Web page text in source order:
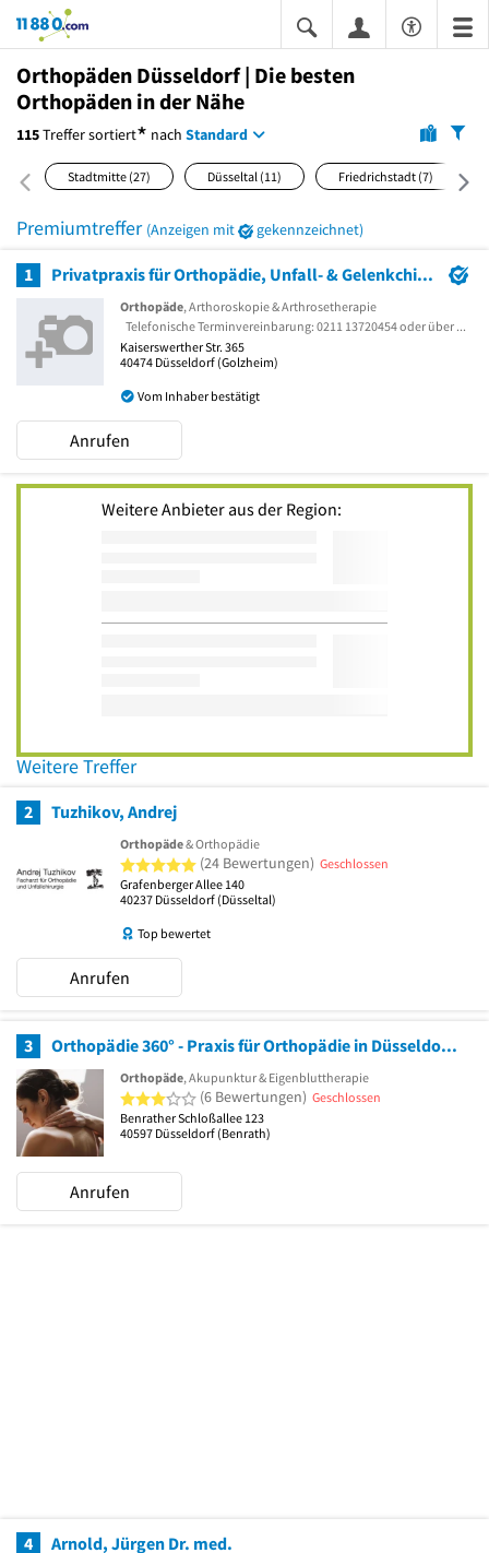
11880.com
Orthopäden Düsseldorf | Die besten
Orthopäden in der Nähe
115Treffersortiert* nach Standard
Stadtmitte (27) Düsseltal (11) Friedrichstadt (7)
Premiumtreffer (Anzeigen mit gekennzeichnet)
1 Privatpraxis für Orthopädie, Unfall- & Gelenkchirurgie in Düsseldorf Golzheim
Orthopäde, Arthoroskopie & Arthrosetherapie
Telefonische Terminvereinbarung: 0211 13720454 oder über Doctolib
Kaiserswerther Str. 365
40474 Düsseldorf (Golzheim)
Vom Inhaber bestätigt
Anrufen
Weitere Anbieter aus der Region:
Weitere Treffer
2 Tuzhikov, Andrej
Orthopäde& Orthopädie
5 von 5 Sternen
(24 Bewertungen) Geschlossen
Grafenberger Allee 140
40237 Düsseldorf (Düsseltal)
Top bewertet
Anrufen
3 Orthopädie 360° - Praxis für Orthopädie in Düsseldorf Benrath
Orthopäde, Akupunktur & Eigenbluttherapie
3 von 5 Sternen
(6 Bewertungen) Geschlossen
Benrather Schloßallee 123
40597 Düsseldorf (Benrath)
Anrufen
4 Arnold, Jürgen Dr. med.